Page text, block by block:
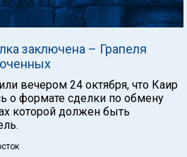
заключена – Грапеля
вечером 24 октября, что Каир
о формате сделки по обмену
которой должен быть